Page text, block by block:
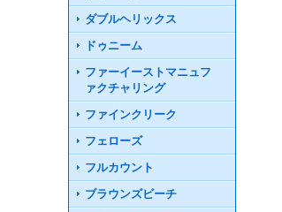
ダブルヘリックス
ドゥニーム
ファーイーストマニュフ
ァクチャリング
ファインクリーク
フェローズ
フルカウント
ブラウンズビーチ